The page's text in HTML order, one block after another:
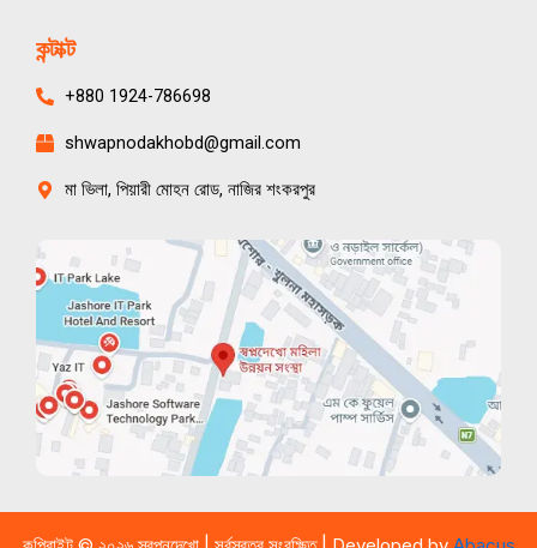
কন্টাক্ট
+880 1924-786698
shwapnodakhobd@gmail.com
মা ভিলা, পিয়ারী মোহন রোড, নাজির শংকরপুর